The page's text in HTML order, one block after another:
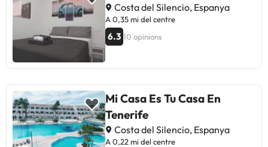
Costa del Silencio, Espanya
A 0,35 mi del centre
6.3 10 opinions
Mi Casa Es Tu Casa En
Tenerife
Costa del Silencio, Espanya
A 0,22 mi del centre